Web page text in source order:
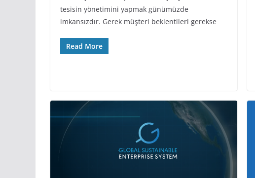
tesisin yönetimini yapmak günümüzde
imkansızdır. Gerek müşteri beklentileri gerekse
Read More